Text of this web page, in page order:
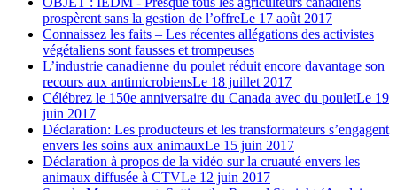
prospèrent sans la gestion de l’offreLe 17 août 2017
Connaissez les faits – Les récentes allégations des activistes
végétaliens sont fausses et trompeuses
L’industrie canadienne du poulet réduit encore davantage son
recours aux antimicrobiensLe 18 juillet 2017
Célébrez le 150e anniversaire du Canada avec du pouletLe 19
juin 2017
Déclaration: Les producteurs et les transformateurs s’engagent
envers les soins aux animauxLe 15 juin 2017
Déclaration à propos de la vidéo sur la cruauté envers les
animaux diffusée à CTVLe 12 juin 2017